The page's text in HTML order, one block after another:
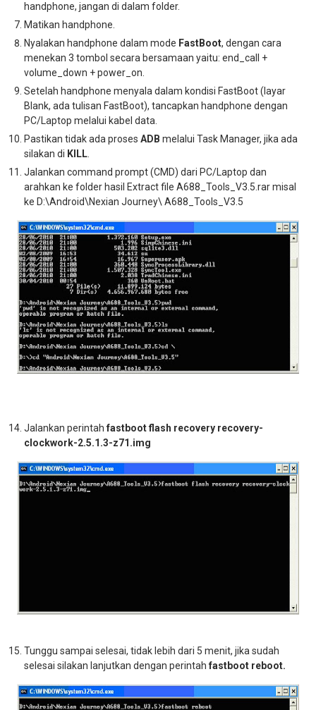
handphone, jangan di dalam folder.
Matikan handphone.
Nyalakan handphone dalam mode FastBoot, dengan cara
menekan 3 tombol secara bersamaan yaitu: end_call +
volume_down + power_on.
Setelah handphone menyala dalam kondisi FastBoot (layar
Blank, ada tulisan FastBoot), tancapkan handphone dengan
PC/Laptop melalui kabel data.
Pastikan tidak ada proses ADB melalui Task Manager, jika ada
silakan di KILL.
Jalankan command prompt (CMD) dari PC/Laptop dan
arahkan ke folder hasil Extract file A688_Tools_V3.5.rar misal
ke D:\Android\Nexian Journey\ A688_Tools_V3.5
Jalankan perintah fastboot flash recovery recovery-
clockwork-2.5.1.3-z71.img
Tunggu sampai selesai, tidak lebih dari 5 menit, jika sudah
selesai silakan lanjutkan dengan perintah fastboot reboot.